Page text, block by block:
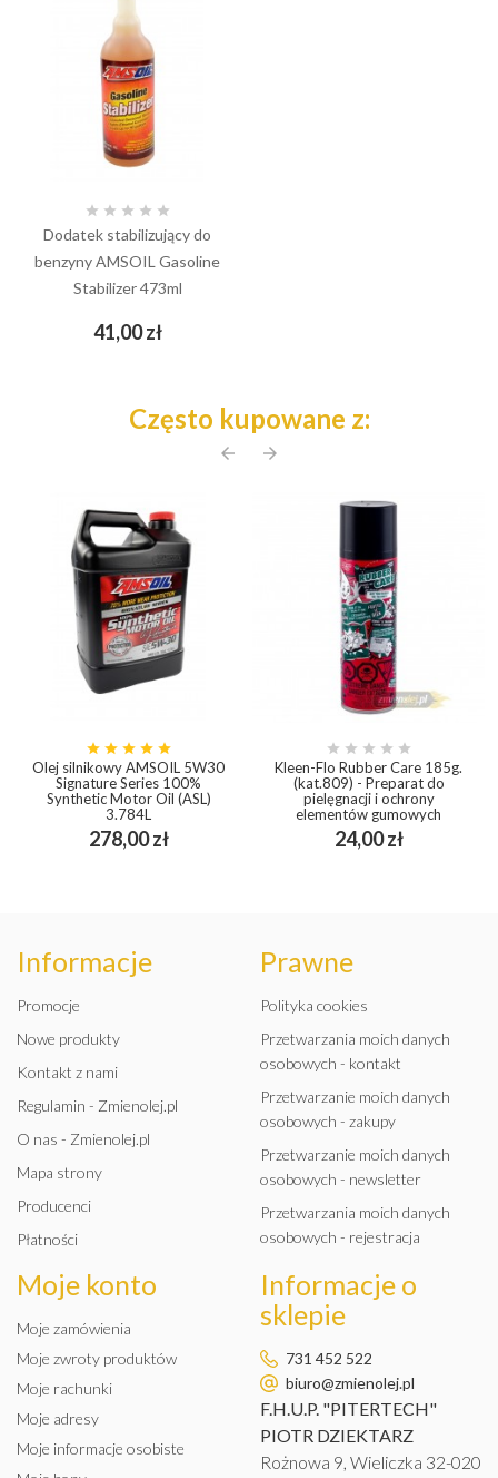
    
Dodatek stabilizujący do
benzyny AMSOIL Gasoline
Stabilizer 473ml
41,00 złCena
Często kupowane z:
arrow_back arrow_forward
    
Olej silnikowy AMSOIL 5W30
Signature Series 100%
Synthetic Motor Oil (ASL)
3.784L
278,00 złCena
    
Kleen-Flo Rubber Care 185g.
(kat.809) - Preparat do
pielęgnacji i ochrony
elementów gumowych
24,00 złCena
Informacje
Promocje
Nowe produkty
Kontakt z nami
Regulamin - Zmienolej.pl
O nas - Zmienolej.pl
Mapa strony
Producenci
Płatności
Prawne
Polityka cookies
Przetwarzania moich danych
osobowych - kontakt
Przetwarzanie moich danych
osobowych - zakupy
Przetwarzanie moich danych
osobowych - newsletter
Przetwarzania moich danych
osobowych - rejestracja
Moje konto
Moje zamówienia
Moje zwroty produktów
Moje rachunki
Moje adresy
Moje informacje osobiste
Informacje o
sklepie
731 452 522
biuro@zmienolej.pl
F.H.U.P. "PITERTECH"
PIOTR DZIEKTARZ
Rożnowa 9, Wieliczka 32-020